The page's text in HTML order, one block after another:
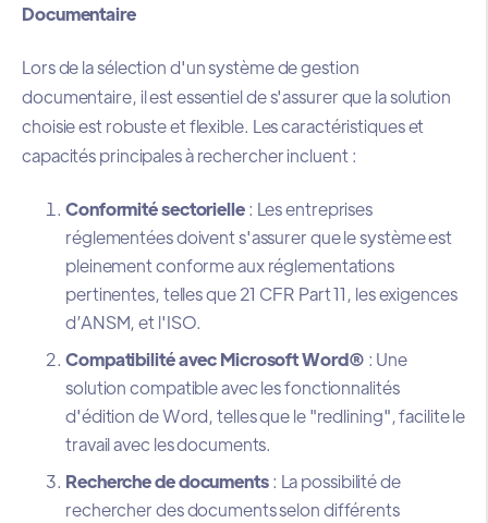
Documentaire
Lors de la sélection d'un système de gestion
documentaire, il est essentiel de s'assurer que la solution
choisie est robuste et flexible. Les caractéristiques et
capacités principales à rechercher incluent :
Conformité sectorielle: Les entreprises
réglementées doivent s'assurer que le système est
pleinement conforme aux réglementations
pertinentes, telles que 21 CFR Part 11, les exigences
d’ANSM, et l'ISO.
Compatibilité avec Microsoft Word® : Une
solution compatible avec les fonctionnalités
d'édition de Word, telles que le "redlining", facilite le
travail avec les documents.
Recherche de documents: La possibilité de
rechercher des documents selon différents